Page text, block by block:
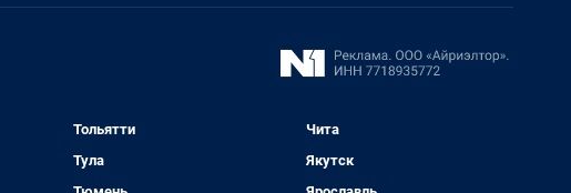
Тольятти
Тула
Чита
Якутск